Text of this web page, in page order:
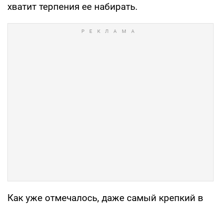
хватит терпения ее набирать.
Как уже отмечалось, даже самый крепкий в